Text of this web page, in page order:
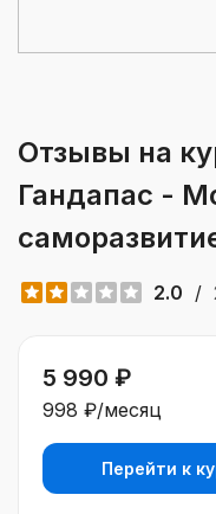
Отзывы на
Гандапас -
2.0 /
5 990 ₽
998 ₽/месяц
Перейти к